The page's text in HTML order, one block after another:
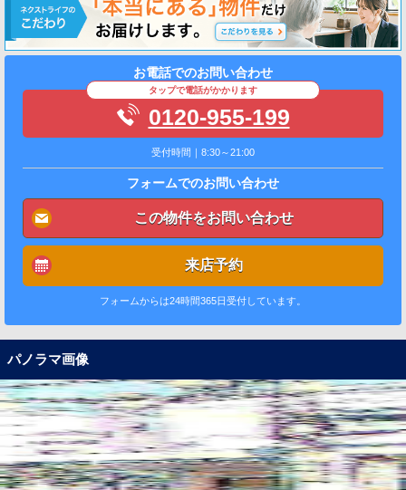
お電話でのお問い合わせ
タップで電話がかかります
0120-955-199
受付時間｜8:30～21:00
フォームでのお問い合わせ
この物件をお問い合わせ
来店予約
フォームからは24時間365日受付しています。
パノラマ画像